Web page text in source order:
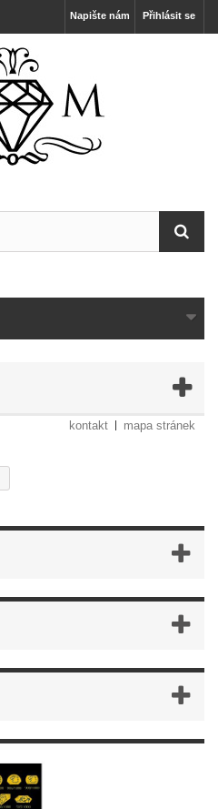
Přihlásit se
Napište nám
kontakt mapa stránek